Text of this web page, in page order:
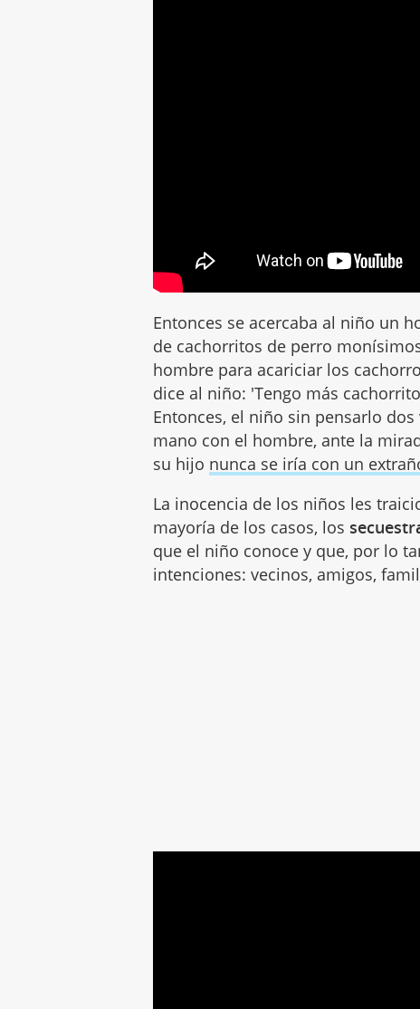
Entonces se acercaba al niño un
de cachorritos de perro
hombre para acariciar los
dice al niño: 'Tengo más
Entonces, el niño sin pensarlo
mano con el hombre, ante la
su hijo nunca se iría con un
La inocencia de los niños les
mayoría de los casos, los
que el niño conoce y que, por lo
intenciones: vecinos, amigos,